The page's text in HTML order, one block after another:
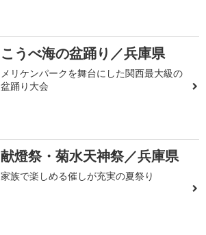
こうべ海の盆踊り／兵庫県
メリケンパークを舞台にした関西最大級の
盆踊り大会
献燈祭・菊水天神祭／兵庫県
家族で楽しめる催しが充実の夏祭り